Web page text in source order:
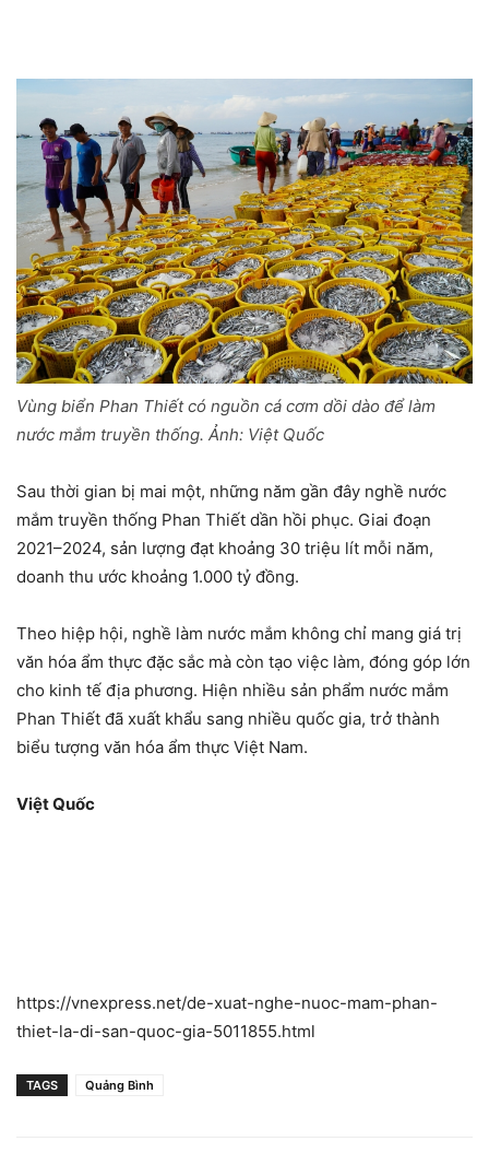
Vùng biển Phan Thiết có nguồn cá cơm dồi dào để làm
nước mắm truyền thống. Ảnh: Việt Quốc
Sau thời gian bị mai một, những năm gần đây nghề nước
mắm truyền thống Phan Thiết dần hồi phục. Giai đoạn
2021–2024, sản lượng đạt khoảng 30 triệu lít mỗi năm,
doanh thu ước khoảng 1.000 tỷ đồng.
Theo hiệp hội, nghề làm nước mắm không chỉ mang giá trị
văn hóa ẩm thực đặc sắc mà còn tạo việc làm, đóng góp lớn
cho kinh tế địa phương. Hiện nhiều sản phẩm nước mắm
Phan Thiết đã xuất khẩu sang nhiều quốc gia, trở thành
biểu tượng văn hóa ẩm thực Việt Nam.
Việt Quốc
https://vnexpress.net/de-xuat-nghe-nuoc-mam-phan-
thiet-la-di-san-quoc-gia-5011855.html
TAGS Quảng Bình